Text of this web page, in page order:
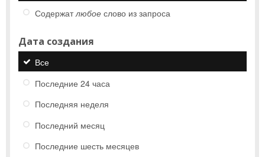
Содержатлюбое слово из запроса
Дата создания
Все
Последние 24 часа
Последняя неделя
Последний месяц
Последние шесть месяцев